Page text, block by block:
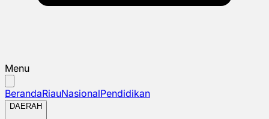
Menu
BerandaRiauNasionalPendidikan
DAERAH